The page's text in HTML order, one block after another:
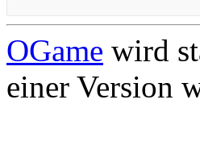
OGame wird
einer Version